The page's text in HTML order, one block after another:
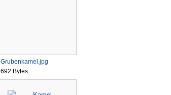
Grubenkamel.jpg
692 Bytes